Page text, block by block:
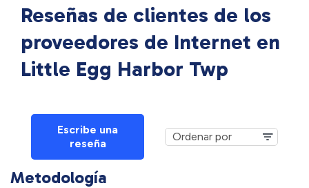
Reseñas de clientes de los
proveedores de Internet en
Little Egg Harbor Twp
Escribe una
reseña
Metodología